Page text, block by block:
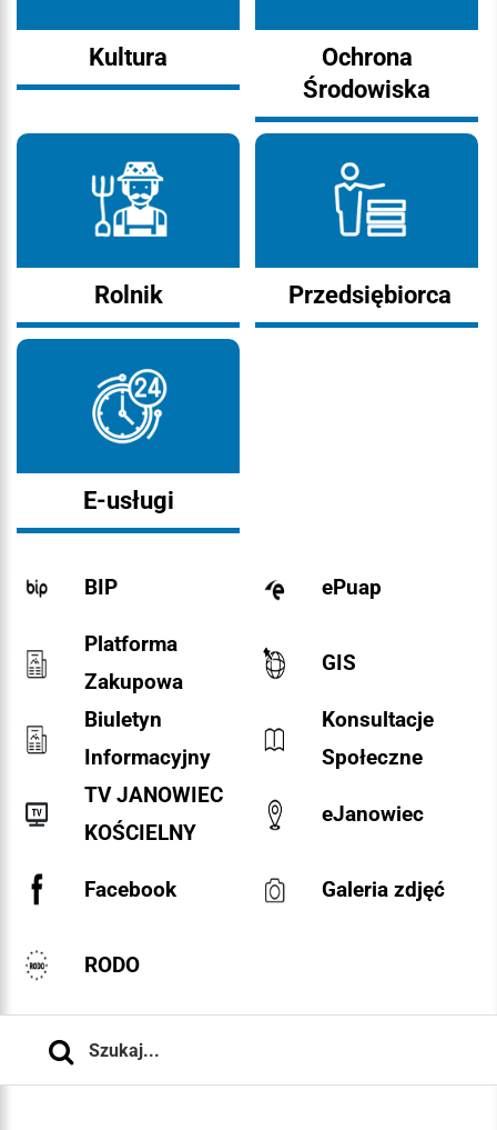
Kultura
Ochrona
Środowiska
Rolnik Przedsiębiorca
E-usługi
BIP ePuap
Platforma
Zakupowa
GIS
Biuletyn
Informacyjny
Konsultacje
Społeczne
TV JANOWIEC
KOŚCIELNY
eJanowiec
Facebook Galeria zdjęć
RODO